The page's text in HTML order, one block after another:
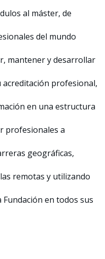
al máster, de
del mundo
mantener y desarrollar
profesional,
en una estructura
profesionales a
geográficas,
remotas y utilizando
en todos sus